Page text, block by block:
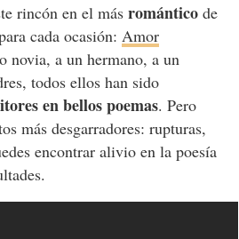
rincón en el más románticode
cada ocasión: Amor
novia, a un hermano, a un
todos ellos han sido
en bellos poemas. Pero
más desgarradores: rupturas,
encontrar alivio en la poesía